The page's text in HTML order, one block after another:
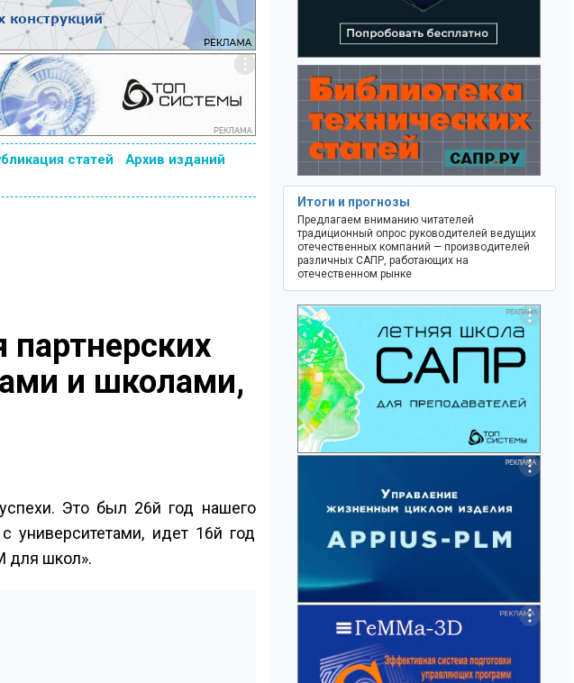
статей
Архив изданий
партнерских
и школами,
Это был 26­й год нашего
университетами, идет 16­й год
для школ».
Итоги и прогнозы
Предлагаем вниманию читателей
традиционный опрос руководителей ведущих
отечественных компаний — производителей
различных САПР, работающих на
отечественном рынке